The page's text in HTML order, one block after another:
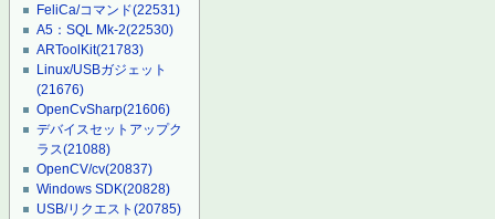
FeliCa/コマンド(22531)
A5：SQL Mk-2(22530)
ARToolKit(21783)
Linux/USBガジェット
(21676)
OpenCvSharp(21606)
デバイスセットアップク
ラス(21088)
OpenCV/cv(20837)
Windows SDK(20828)
USB/リクエスト(20785)